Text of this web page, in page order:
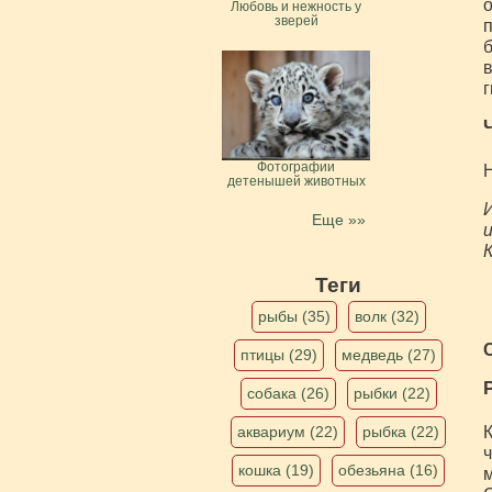
Любовь и нежность у
зверей
Фотографии
детенышей животных
Еще »»
Теги
рыбы (35) волк (32)
птицы (29) медведь (27)
собака (26) рыбки (22)
аквариум (22) рыбка (22)
кошка (19) обезьяна (16)